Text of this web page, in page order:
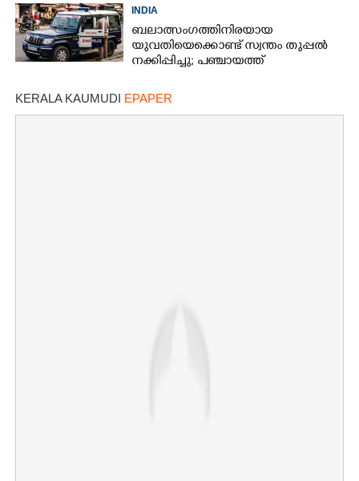
INDIA
ബലാത്സംഗത്തിനിരയായ
യുവതിയെക്കൊണ്ട് സ്വന്തം തുപ്പൽ
നക്കിപ്പിച്ചു; പഞ്ചായത്ത്
പൊലീസ്‌
KERALA KAUMUDI EPAPER